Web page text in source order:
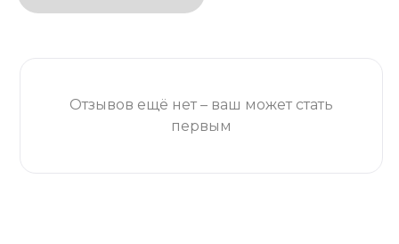
Отзывов ещё нет – ваш может стать
первым